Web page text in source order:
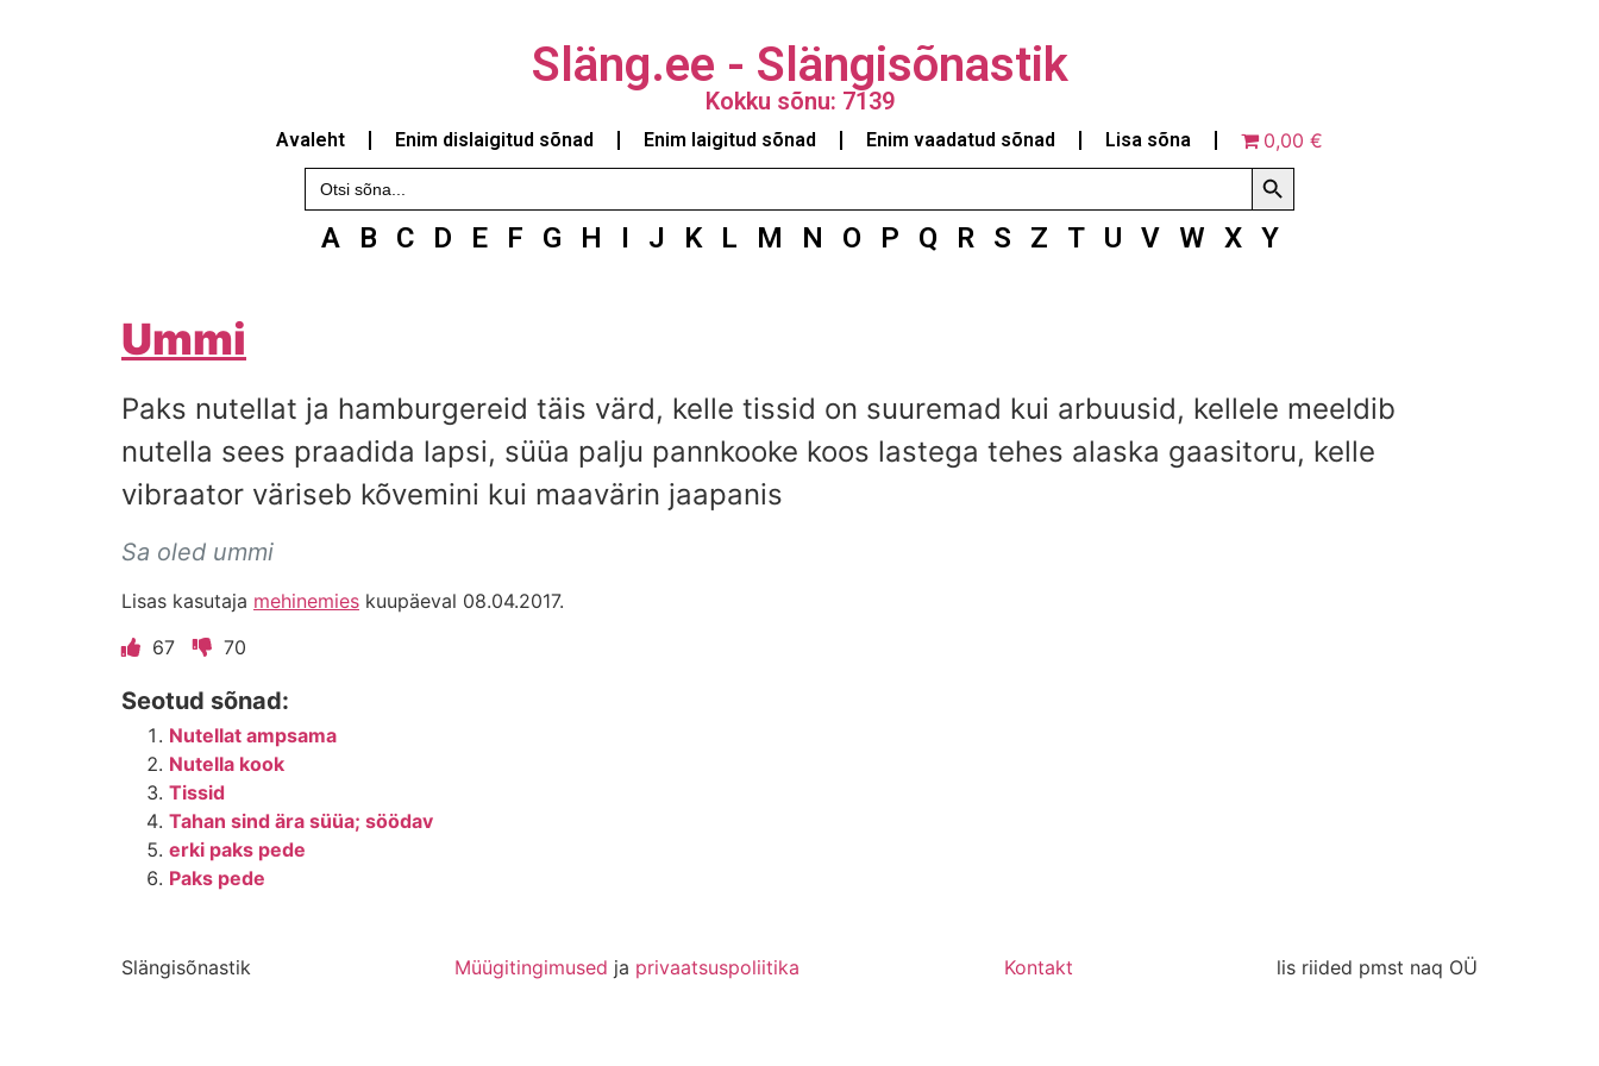
Släng.ee - Slängisõnastik
Kokku sõnu: 7139
Avaleht Enim dislaigitud sõnad Enim laigitud sõnad Enim vaadatud sõnad Lisa sõna
0,00 €
Search
for:
Search Button
A B C D E F G H I J K L M N O P Q R S Z T U V W X Y
Ummi
Paks nutellat ja hamburgereid täis värd, kelle tissid on suuremad kui arbuusid, kellele meeldib
nutella sees praadida lapsi, süüa palju pannkooke koos lastega tehes alaska gaasitoru, kelle
vibraator väriseb kõvemini kui maavärin jaapanis
Sa oled ummi
Lisas kasutaja mehinemies kuupäeval 08.04.2017.
67
70
Seotud sõnad:
Nutellat ampsama
Nutella kook
Tissid
Tahan sind ära süüa; söödav
erki paks pede
Paks pede
Slängisõnastik Müügitingimused ja privaatsuspoliitika Kontakt lis riided pmst naq OÜ